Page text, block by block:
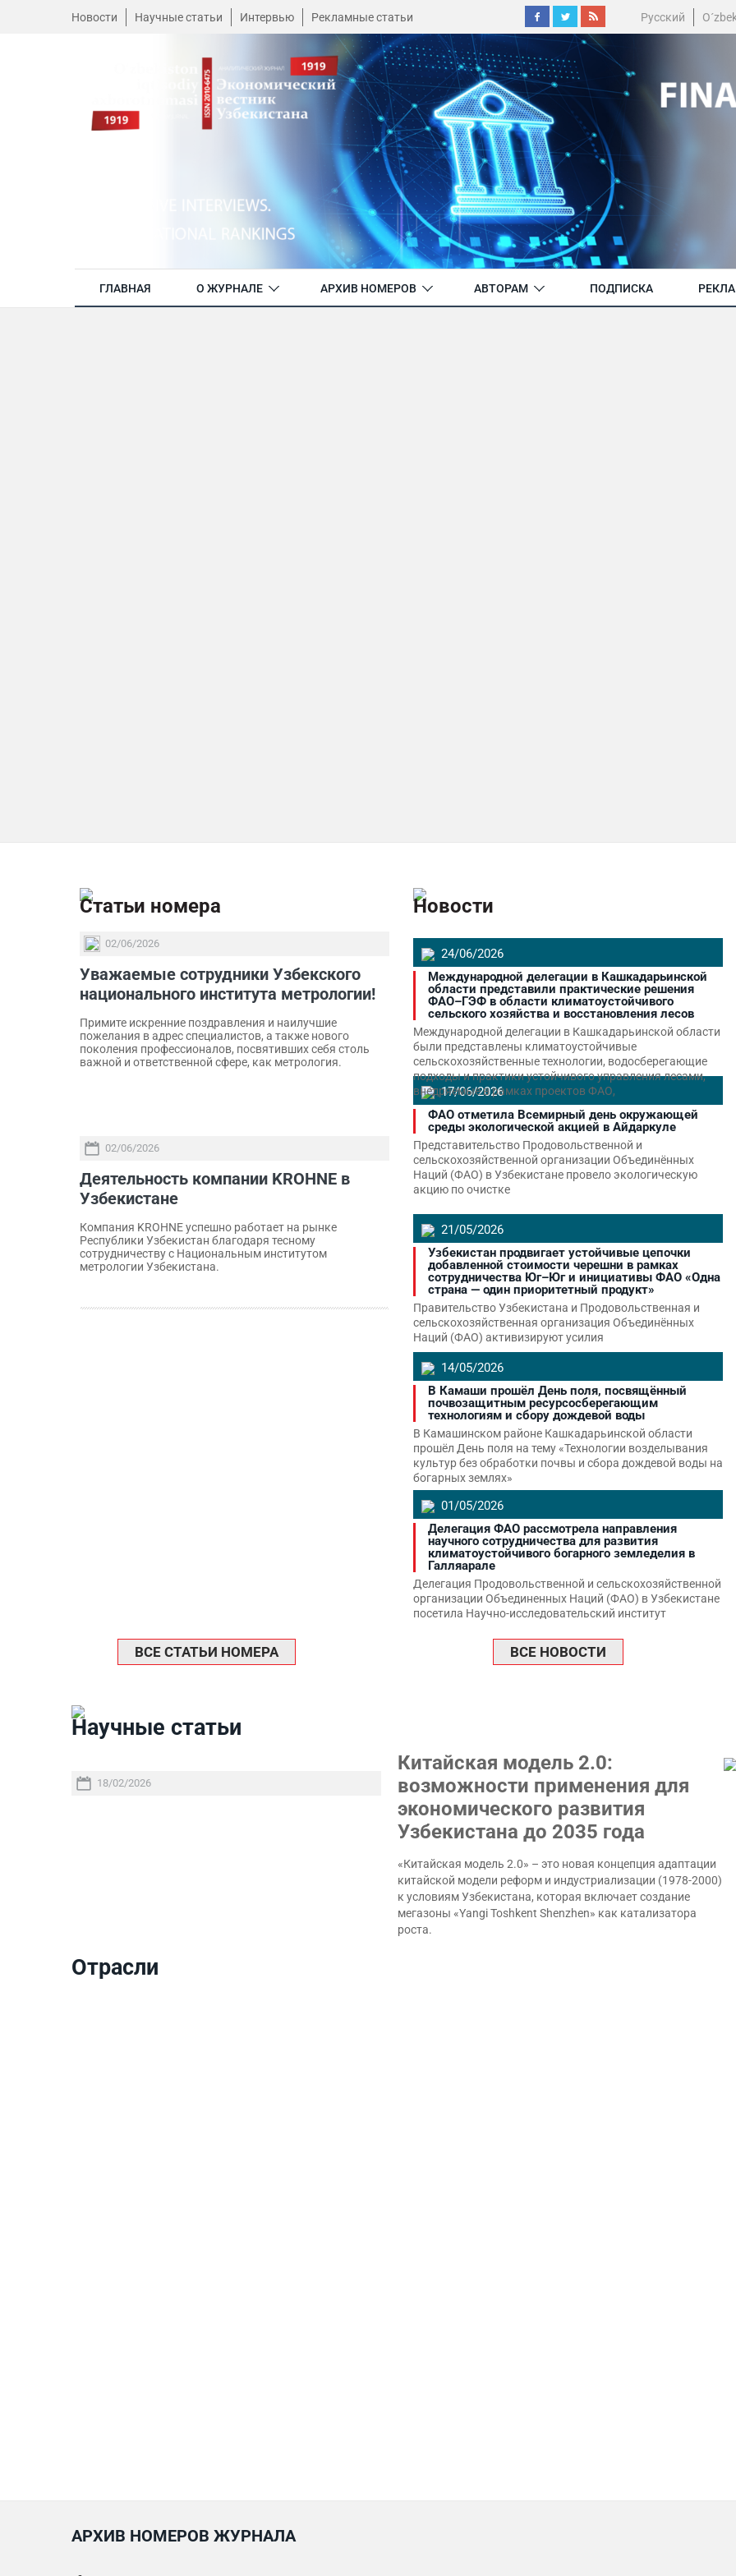
Новости Научные статьи Интервью Рекламные статьи Русский
ГЛАВНАЯ О ЖУРНАЛЕ АРХИВ НОМЕРОВ АВТОРАМ ПОДПИСКА
Статьи номера
02/06/2026
Уважаемые сотрудники Узбекского
национального института метрологии!
Примите искренние поздравления и наилучшие
пожелания в адрес специалистов, а также нового
поколения профессионалов, посвятивших себя столь
важной и ответственной сфере, как метрология.
02/06/2026
Деятельность компании KROHNE в
Узбекистане
Компания KROHNE успешно работает на рынке
Республики Узбекистан благодаря тесному
сотрудничеству с Национальным институтом
метрологии Узбекистана.
Новости
24/06/2026
Международной делегации в Кашкадарьинской
области представили практические решения
ФАО–ГЭФ в области климатоустойчивого
сельского хозяйства и восстановления лесов
Международной делегации в Кашкадарьинской области
были представлены климатоустойчивые
сельскохозяйственные технологии, водосберегающие
подходы и практики устойчивого управления лесами,
внедряемые в рамках проектов ФАО,
17/06/2026
ФАО отметила Всемирный день окружающей
среды экологической акцией в Айдаркуле
Представительство Продовольственной и
сельскохозяйственной организации Объединённых
Наций (ФАО) в Узбекистане провело экологическую
акцию по очистке
21/05/2026
Узбекистан продвигает устойчивые цепочки
добавленной стоимости черешни в рамках
сотрудничества Юг–Юг и инициативы ФАО «Одна
страна — один приоритетный продукт»
Правительство Узбекистана и Продовольственная и
сельскохозяйственная организация Объединённых
Наций (ФАО) активизируют усилия
14/05/2026
В Камаши прошёл День поля, посвящённый
почвозащитным ресурсосберегающим
технологиям и сбору дождевой воды
В Камашинском районе Кашкадарьинской области
прошёл День поля на тему «Технологии возделывания
культур без обработки почвы и сбора дождевой воды на
богарных землях»
01/05/2026
Делегация ФАО рассмотрела направления
научного сотрудничества для развития
климатоустойчивого богарного земледелия в
Галляарале
Делегация Продовольственной и сельскохозяйственной
организации Объединенных Наций (ФАО) в Узбекистане
посетила Научно-исследовательский институт
ВСЕ СТАТЬИ НОМЕРА ВСЕ НОВОСТИ
Научные статьи
18/02/2026
Китайская модель 2.0:
возможности применения для
экономического развития
Узбекистана до 2035 года
«Китайская модель 2.0» – это новая концепция адаптации
китайской модели реформ и индустриализации (1978-2000)
к условиям Узбекистана, которая включает создание
мегазоны «Yangi Toshkent Shenzhen» как катализатора
роста.
Отрасли
АРХИВ НОМЕРОВ ЖУРНАЛА